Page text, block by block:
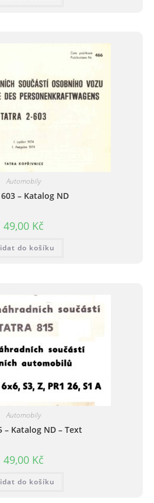
Automobily
– Katalog ND
49,00 Kč
do košíku
Automobily
– Katalog ND – Text
49,00 Kč
do košíku